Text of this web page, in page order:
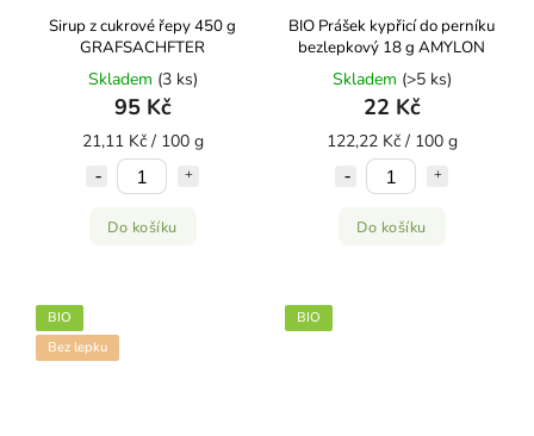
Sirup z cukrové řepy 450 g
GRAFSACHFTER
Skladem (3 ks)
95 Kč
21,11 Kč / 100 g
Do košíku
BIO Prášek kypřicí do perníku
bezlepkový 18 g AMYLON
Skladem (>5 ks)
22 Kč
122,22 Kč / 100 g
Do košíku
BIO
Bez lepku
BIO